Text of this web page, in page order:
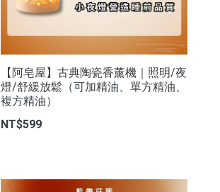
【阿皂屋】古典陶瓷香薰機｜照明/夜
燈/舒緩放鬆（可加精油、單方精油、
複方精油）
NT$599